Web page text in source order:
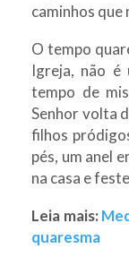
caminhos que
O tempo
Igreja, não é
tempo de
Senhor volta
filhos
pés, um anel
na casa e
Leia mais:
quaresma